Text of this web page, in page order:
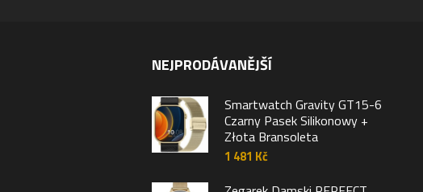
NEJPRODÁVANĚJŠÍ
Smartwatch Gravity GT15-6
Czarny Pasek Silikonowy +
Złota Bransoleta
1 481 Kč